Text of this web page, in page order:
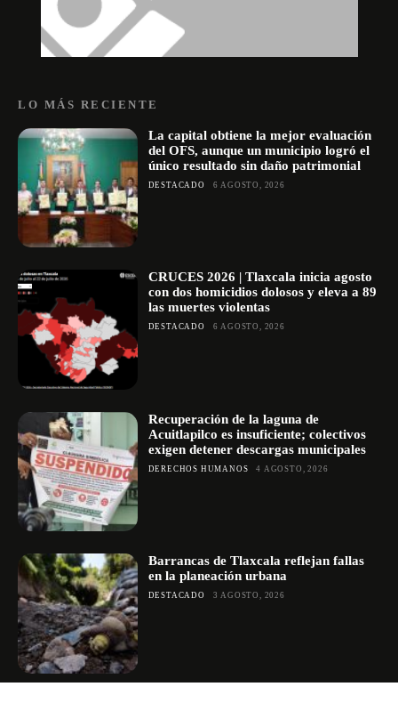
LO MÁS RECIENTE
La capital obtiene la mejor evaluación
del OFS, aunque un municipio logró el
único resultado sin daño patrimonial
DESTACADO 6 AGOSTO, 2026
CRUCES 2026 | Tlaxcala inicia agosto
con dos homicidios dolosos y eleva a 89
las muertes violentas
DESTACADO 6 AGOSTO, 2026
Recuperación de la laguna de
Acuitlapilco es insuficiente; colectivos
exigen detener descargas municipales
DERECHOS HUMANOS 4 AGOSTO, 2026
Barrancas de Tlaxcala reflejan fallas
en la planeación urbana
DESTACADO 3 AGOSTO, 2026